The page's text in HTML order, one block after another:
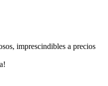
imprescindibles a precios